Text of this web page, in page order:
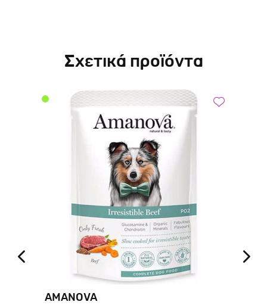
Σχετικά προϊόντα
AMANOVA